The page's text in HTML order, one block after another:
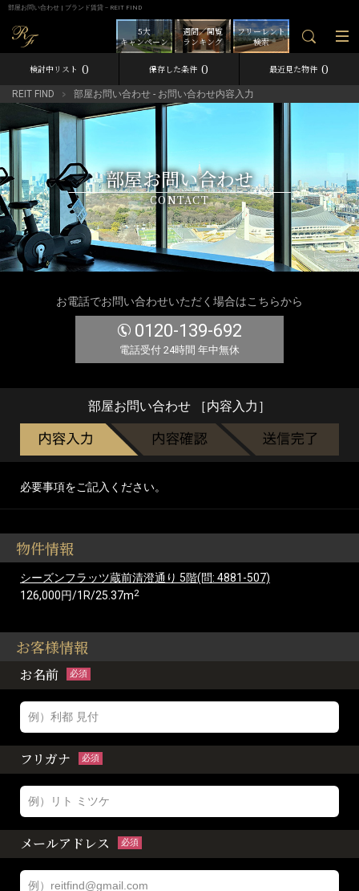
部屋お問い合わせ | ブランド賃貸－REIT FIND
フリーレント
検索
週間／閲覧
ランキング
5大
キャンペーン
検討中リスト 0 保存した条件 0 最近見た物件 0
REIT FIND 部屋お問い合わせ - お問い合わせ内容入力
部屋お問い合わせ
CONTACT
お電話でお問い合わせいただく場合はこちらから
0120-139-692
電話受付 24時間 年中無休
部屋お問い合わせ ［内容入力］
必要事項をご記入ください。
物件情報
シーズンフラッツ蔵前清澄通り 5階(問: 4881-507)
126,000円/1R/25.37m2
お客様情報
お名前 必須
フリガナ 必須
メールアドレス 必須